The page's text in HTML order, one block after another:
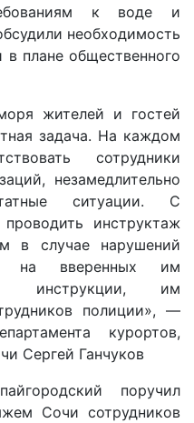
к воде и
необходимость
в плане общественного
жителей и гостей
задача. На каждом
сотрудники
незамедлительно
ситуации. С
инструктаж
в случае нарушений
на вверенных им
инструкции, им
полиции», —
курортов,
Сергей Ганчуков
поручил
Сочи сотрудников